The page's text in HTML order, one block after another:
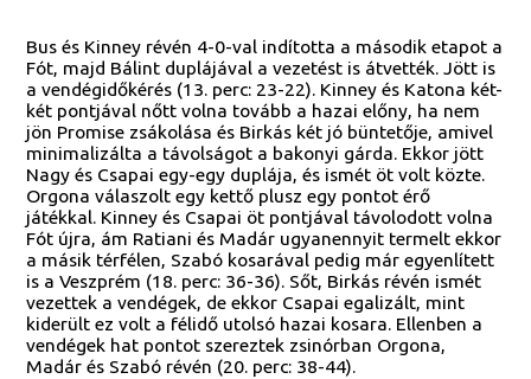
Bus és Kinney révén 4-0-val indította a második etapot a
Fót, majd Bálint duplájával a vezetést is átvették. Jött is
a vendégidőkérés (13. perc: 23-22). Kinney és Katona két-
két pontjával nőtt volna tovább a hazai előny, ha nem
jön Promise zsákolása és Birkás két jó büntetője, amivel
minimalizálta a távolságot a bakonyi gárda. Ekkor jött
Nagy és Csapai egy-egy duplája, és ismét öt volt közte.
Orgona válaszolt egy kettő plusz egy pontot érő
játékkal. Kinney és Csapai öt pontjával távolodott volna
Fót újra, ám Ratiani és Madár ugyanennyit termelt ekkor
a másik térfélen, Szabó kosarával pedig már egyenlített
is a Veszprém (18. perc: 36-36). Sőt, Birkás révén ismét
vezettek a vendégek, de ekkor Csapai egalizált, mint
kiderült ez volt a félidő utolsó hazai kosara. Ellenben a
vendégek hat pontot szereztek zsinórban Orgona,
Madár és Szabó révén (20. perc: 38-44).